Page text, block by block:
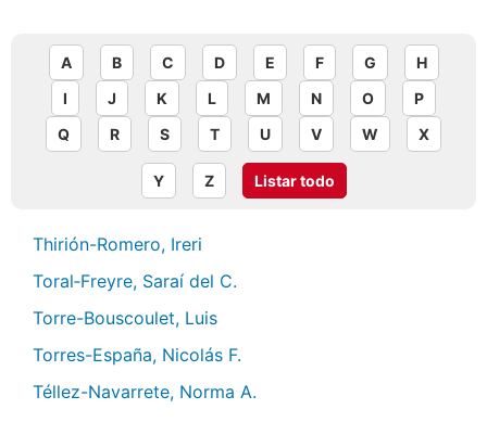
A B C D E F G
H
I
J K L M N O
P
Q
R S T U V W X
Y Z Listar todo
Thirión-Romero, Ireri
Toral‑Freyre, Saraí del C.
Torre-Bouscoulet, Luis
Torres-España, Nicolás F.
Téllez-Navarrete, Norma A.